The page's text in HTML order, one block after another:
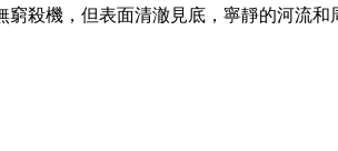
殺機，但表面清澈見底，寧靜的河流和